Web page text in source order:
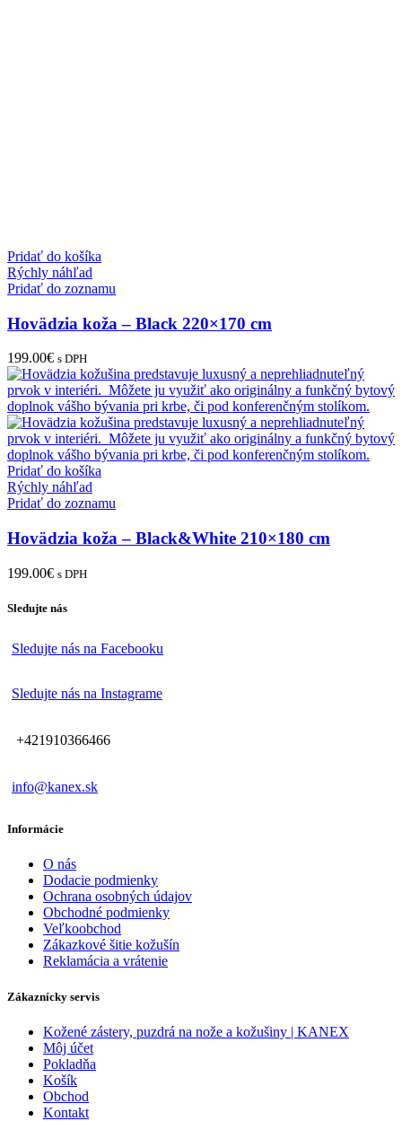
Pridať do košíka
Rýchly náhľad
Pridať do zoznamu
Hovädzia koža – Black 220×170 cm
199.00€ s DPH
Pridať do košíka
Rýchly náhľad
Pridať do zoznamu
Hovädzia koža – Black&White 210×180 cm
199.00€ s DPH
Sledujte nás
Sledujte nás na Facebooku
Sledujte nás na Instagrame
+421910366466
info@kanex.sk
Informácie
O nás
Dodacie podmienky
Ochrana osobných údajov
Obchodné podmienky
Veľkoobchod
Zákazkové šitie kožušín
Reklamácia a vrátenie
Zákaznícky servis
Kožené zástery, puzdrá na nože a kožušiny | KANEX
Môj účet
Pokladňa
Košík
Obchod
Kontakt